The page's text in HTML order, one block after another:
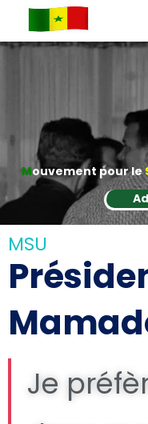
Mouvement pour le
MSU
Je